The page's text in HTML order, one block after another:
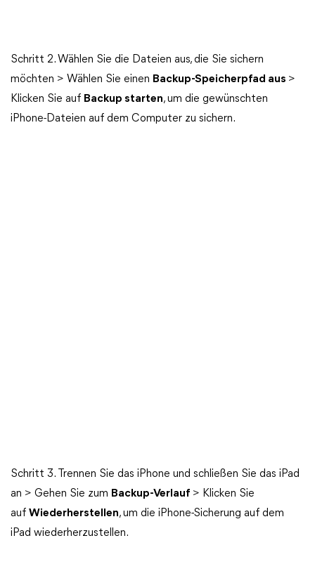
Schritt 2. Wählen Sie die Dateien aus, die Sie sichern
möchten > Wählen Sie einen Backup-Speicherpfad aus >
Klicken Sie auf Backup starten, um die gewünschten
iPhone-Dateien auf dem Computer zu sichern.
Schritt 3. Trennen Sie das iPhone und schließen Sie das iPad
an > Gehen Sie zum Backup-Verlauf > Klicken Sie
auf Wiederherstellen, um die iPhone-Sicherung auf dem
iPad wiederherzustellen.